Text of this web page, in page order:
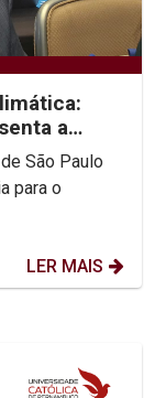
a
São Paulo
para o
LER MAIS